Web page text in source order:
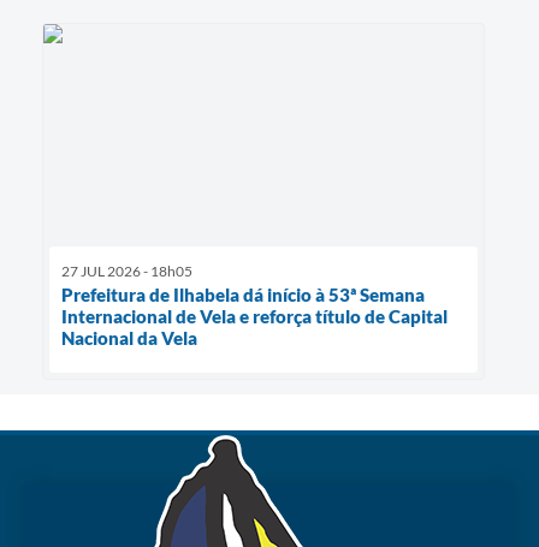
27 JUL 2026 - 18h05
Prefeitura de Ilhabela dá início à 53ª Semana
Internacional de Vela e reforça título de Capital
Nacional da Vela